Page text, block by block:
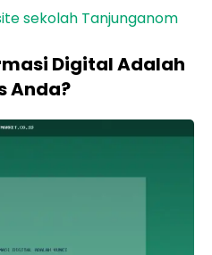
sekolah Tanjunganom
Digital Adalah
Anda?